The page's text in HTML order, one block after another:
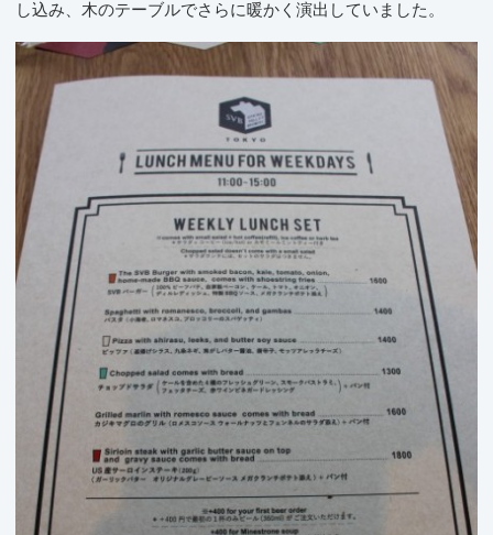
し込み、木のテーブルでさらに暖かく演出していました。